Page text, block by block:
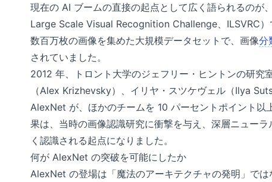
現在の AI ブームの直接の起点として広く語られるのが
Large Scale Visual Recognition Challenge、ILSVRC
数百万枚の画像を集めた大規模データセットで、画像分
されていました。
2012 年、トロント大学のジェフリー・ヒントンの研究
（Alex Krizhevsky）、イリヤ・スツケヴェル（Ilya
AlexNet が、ほかのチームを 10 パーセントポイント以
果は、当時の画像認識研究に衝撃を与え、深層ニュー
く認識される起点になりました。
何が AlexNet の突破を可能にしたか
AlexNet の登場は「魔法のアーキテクチャの発明」で